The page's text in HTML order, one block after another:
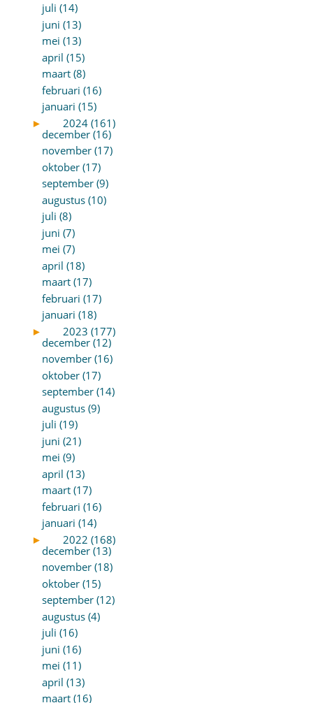
juli (14)
juni (13)
mei (13)
april (15)
maart (8)
februari (16)
januari (15)
►
2024 (161)
december (16)
november (17)
oktober (17)
september (9)
augustus (10)
juli (8)
juni (7)
mei (7)
april (18)
maart (17)
februari (17)
januari (18)
►
2023 (177)
december (12)
november (16)
oktober (17)
september (14)
augustus (9)
juli (19)
juni (21)
mei (9)
april (13)
maart (17)
februari (16)
januari (14)
►
2022 (168)
december (13)
november (18)
oktober (15)
september (12)
augustus (4)
juli (16)
juni (16)
mei (11)
april (13)
maart (16)